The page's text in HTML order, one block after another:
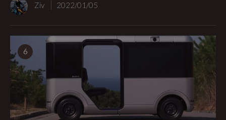
Ziv 2022/01/05
6